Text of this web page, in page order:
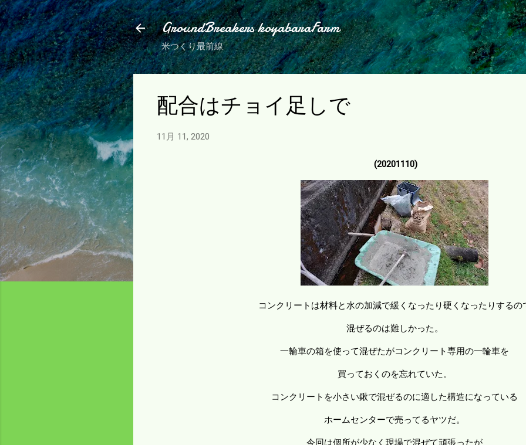
スキップしてメイン コンテンツに移動
GroundBreakers koyabaraFarm
米つくり最前線
配合はチョイ足しで
11月 11, 2020
(20201110)
コンクリートは材料と水の加減で緩くなったり硬くなったりするの
混ぜるのは難しかった。
一輪車の箱を使って混ぜたがコンクリート専用の一輪車を
買っておくのを忘れていた。
コンクリートを小さい鍬で混ぜるのに適した構造になっている
ホームセンターで売ってるヤツだ。
今回は個所が少なく現場で混ぜて頑張ったが